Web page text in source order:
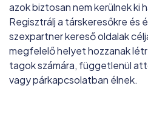
azok biztosan nem kerülnek ki
Regisztrálj a társkeresőkre és
szexpartner kereső oldalak
megfelelő helyet hozzanak
tagok számára, függetlenül
vagy párkapcsolatban élnek.